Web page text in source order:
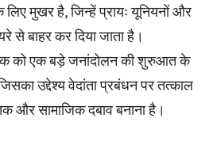
लिए मुखर है, जिन्हें प्रायः यूनियनों और
से बाहर कर दिया जाता है।
को एक बड़े जनांदोलन की शुरुआत के
उद्देश्य वेदांता प्रबंधन पर तत्काल
और सामाजिक दबाव बनाना है।